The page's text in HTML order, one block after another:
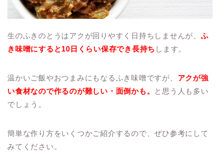
生のふきのとうはアクが回りやすく日持ちしませんが、 ふ
き味噌にすると10日くらい保存でき長持ち します。
温かいご飯やおつまみにもなるふき味噌ですが、 アクが強
い食材なので作るのが難しい・面倒かも。 と思う人も多い
でしょう。
簡単な作り方をいくつかご紹介するので、ぜひ参考にして
みてください。